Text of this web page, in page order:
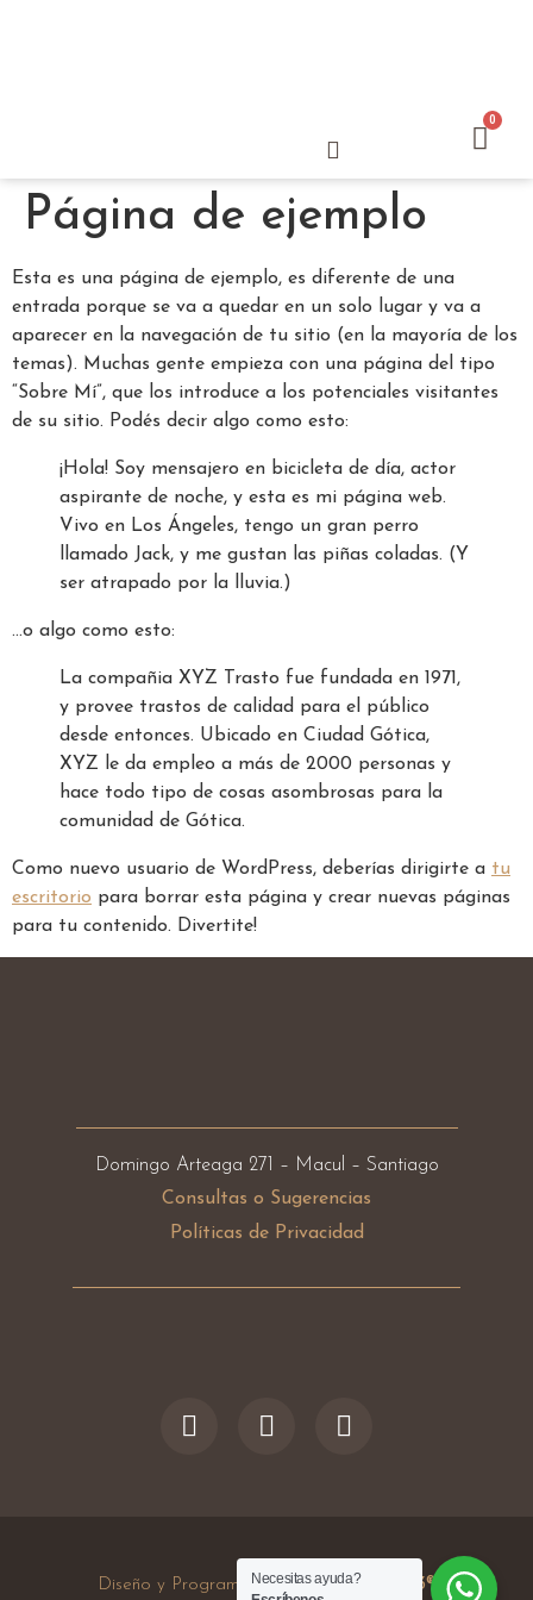
0
Página de ejemplo
Esta es una página de ejemplo, es diferente de una
entrada porque se va a quedar en un solo lugar y va a
aparecer en la navegación de tu sitio (en la mayoría de los
temas). Muchas gente empieza con una página del tipo
“Sobre Mí”, que los introduce a los potenciales visitantes
de su sitio. Podés decir algo como esto:
¡Hola! Soy mensajero en bicicleta de día, actor
aspirante de noche, y esta es mi página web.
Vivo en Los Ángeles, tengo un gran perro
llamado Jack, y me gustan las piñas coladas. (Y
ser atrapado por la lluvia.)
…o algo como esto:
La compañia XYZ Trasto fue fundada en 1971,
y provee trastos de calidad para el público
desde entonces. Ubicado en Ciudad Gótica,
XYZ le da empleo a más de 2000 personas y
hace todo tipo de cosas asombrosas para la
comunidad de Gótica.
Como nuevo usuario de WordPress, deberías dirigirte a tu
escritorio para borrar esta página y crear nuevas páginas
para tu contenido. Divertite!
Domingo Arteaga 271 – Macul – Santiago
Consultas o Sugerencias
Políticas de Privacidad
Diseño y Programación:Apositivo – 2023®
Necesitas ayuda?